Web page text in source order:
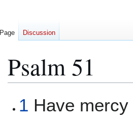
Psalm 51
toto
1 Have
Page Discussion